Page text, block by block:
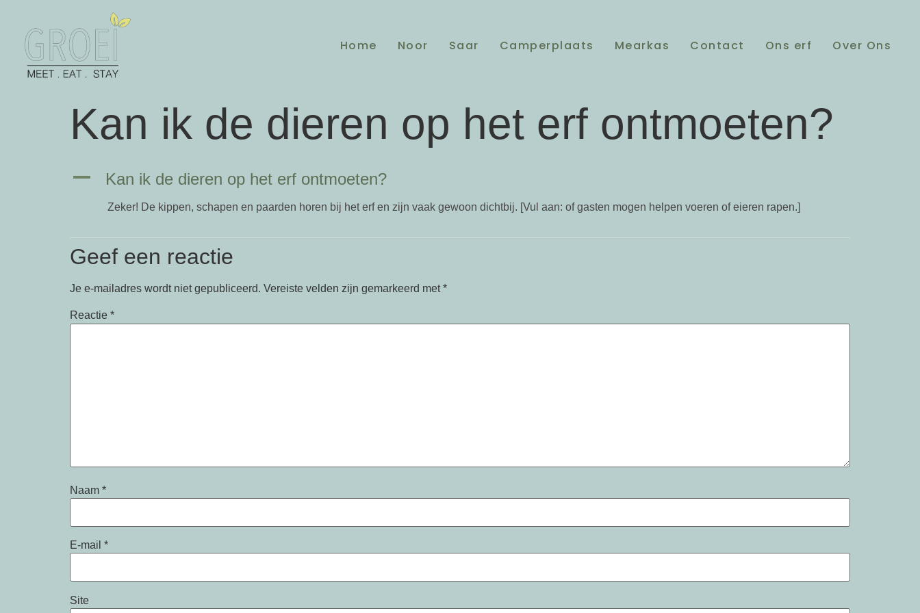
Home Noor Saar Camperplaats Mearkas Contact Ons erf Over Ons
Kan ik de dieren op het erf ontmoeten?
A Kan ik de dieren op het erf ontmoeten?
Zeker! De kippen, schapen en paarden horen bij het erf en zijn vaak gewoon dichtbij. [Vul aan: of gasten mogen helpen voeren of eieren rapen.]
Geef een reactie
Je e-mailadres wordt niet gepubliceerd. Vereiste velden zijn gemarkeerd met*
Reactie *
Naam *
E-mail *
Site